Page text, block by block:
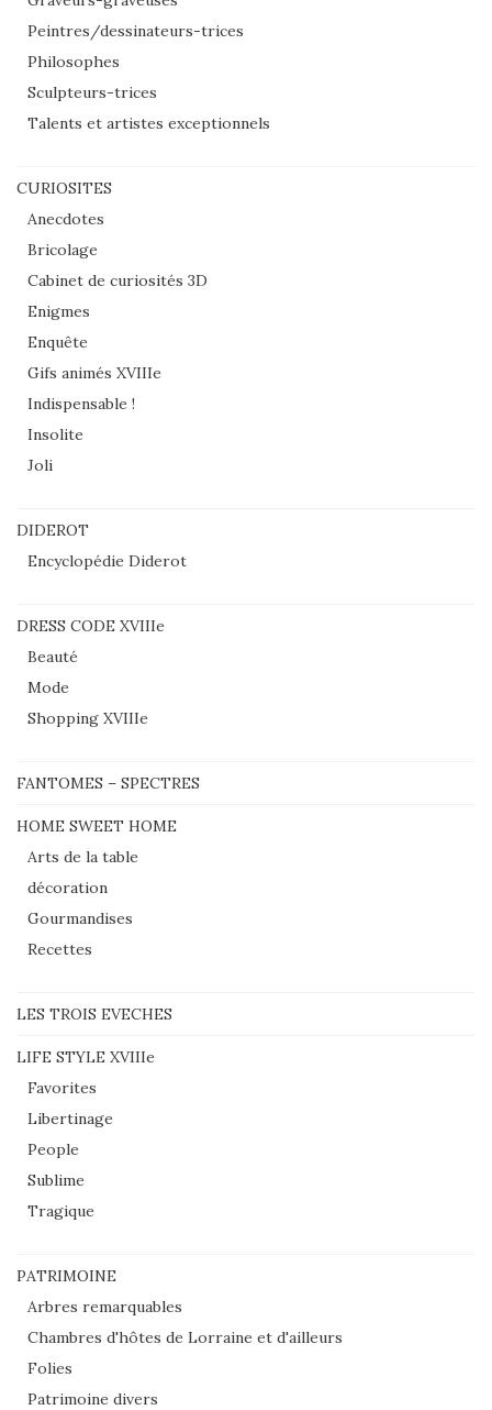
Peintres/dessinateurs-trices
Philosophes
Sculpteurs-trices
Talents et artistes exceptionnels
CURIOSITES
Anecdotes
Bricolage
Cabinet de curiosités 3D
Enigmes
Enquête
Gifs animés XVIIIe
Indispensable !
Insolite
Joli
DIDEROT
Encyclopédie Diderot
DRESS CODE XVIIIe
Beauté
Mode
Shopping XVIIIe
FANTOMES – SPECTRES
HOME SWEET HOME
Arts de la table
décoration
Gourmandises
Recettes
LES TROIS EVECHES
LIFE STYLE XVIIIe
Favorites
Libertinage
People
Sublime
Tragique
PATRIMOINE
Arbres remarquables
Chambres d'hôtes de Lorraine et d'ailleurs
Folies
Patrimoine divers